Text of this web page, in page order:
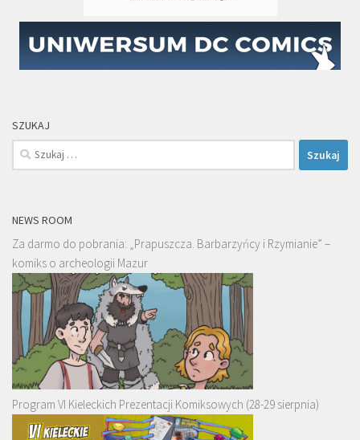
SZUKAJ
Szukaj:
NEWS ROOM
Za darmo do pobrania: „Prapuszcza. Barbarzyńcy i Rzymianie” –
komiks o archeologii Mazur
Program VI Kieleckich Prezentacji Komiksowych (28-29 sierpnia)